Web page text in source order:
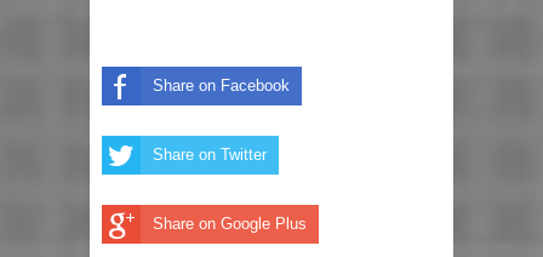
Share on Facebook
Share on Twitter
Share on Google Plus